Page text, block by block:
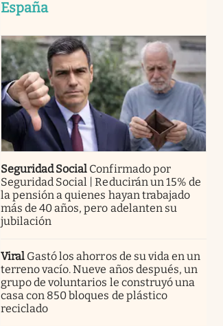
España
Seguridad Social Confirmado por
Seguridad Social | Reducirán un 15% de
la pensión a quienes hayan trabajado
más de 40 años, pero adelanten su
jubilación
Viral Gastó los ahorros de su vida en un
terreno vacío. Nueve años después, un
grupo de voluntarios le construyó una
casa con 850 bloques de plástico
reciclado